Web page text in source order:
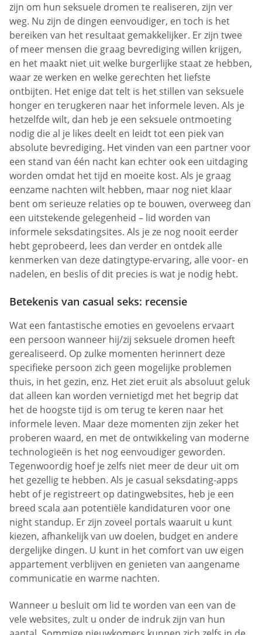
zijn om hun seksuele dromen te realiseren, zijn ver
weg. Nu zijn de dingen eenvoudiger, en toch is het
bereiken van het resultaat gemakkelijker. Er zijn twee
of meer mensen die graag bevrediging willen krijgen,
en het maakt niet uit welke burgerlijke staat ze hebben,
waar ze werken en welke gerechten het liefste
ontbijten. Het enige dat telt is het stillen van seksuele
honger en terugkeren naar het informele leven. Als je
hetzelfde wilt, dan heb je een seksuele ontmoeting
nodig die al je likes deelt en leidt tot een piek van
absolute bevrediging. Het vinden van een partner voor
een stand van één nacht kan echter ook een uitdaging
worden omdat het tijd en moeite kost. Als je graag
eenzame nachten wilt hebben, maar nog niet klaar
bent om serieuze relaties op te bouwen, overweeg dan
een uitstekende gelegenheid – lid worden van
informele seksdatingsites. Als je ze nog nooit eerder
hebt geprobeerd, lees dan verder en ontdek alle
kenmerken van deze datingtype-ervaring, alle voor- en
nadelen, en beslis of dit precies is wat je nodig hebt.
Betekenis van casual seks: recensie
Wat een fantastische emoties en gevoelens ervaart
een persoon wanneer hij/zij seksuele dromen heeft
gerealiseerd. Op zulke momenten herinnert deze
specifieke persoon zich geen mogelijke problemen
thuis, in het gezin, enz. Het ziet eruit als absoluut geluk
dat alleen kan worden vernietigd met het begrip dat
het de hoogste tijd is om terug te keren naar het
informele leven. Maar deze momenten zijn zeker het
proberen waard, en met de ontwikkeling van moderne
technologieën is het nog eenvoudiger geworden.
Tegenwoordig hoef je zelfs niet meer de deur uit om
het gezellig te hebben. Als je casual seksdating-apps
hebt of je registreert op datingwebsites, heb je een
breed scala aan potentiële kandidaturen voor one
night standup. Er zijn zoveel portals waaruit u kunt
kiezen, afhankelijk van uw doelen, budget en andere
dergelijke dingen. U kunt in het comfort van uw eigen
appartement verblijven en genieten van aangename
communicatie en warme nachten.
Wanneer u besluit om lid te worden van een van de
vele websites, zult u onder de indruk zijn van hun